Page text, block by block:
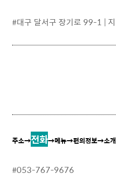
#대구 달서구 장기로 99-1 |
주소→전화→메뉴→편의정보→소
#053-767-9676